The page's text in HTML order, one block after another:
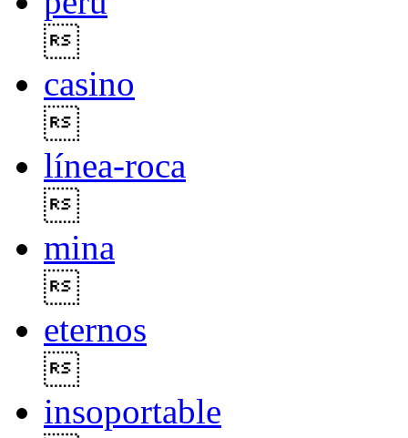
casino
línea-roca
mina
eternos
insoportable